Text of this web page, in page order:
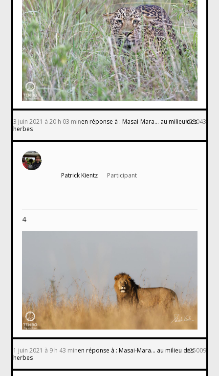
3 juin 2021 à 20 h 03 minen réponse à : Masai-Mara… au milieu des
herbes
#25043
Patrick Kientz Participant
4
1 juin 2021 à 9 h 43 minen réponse à : Masai-Mara… au milieu des
herbes
#25009